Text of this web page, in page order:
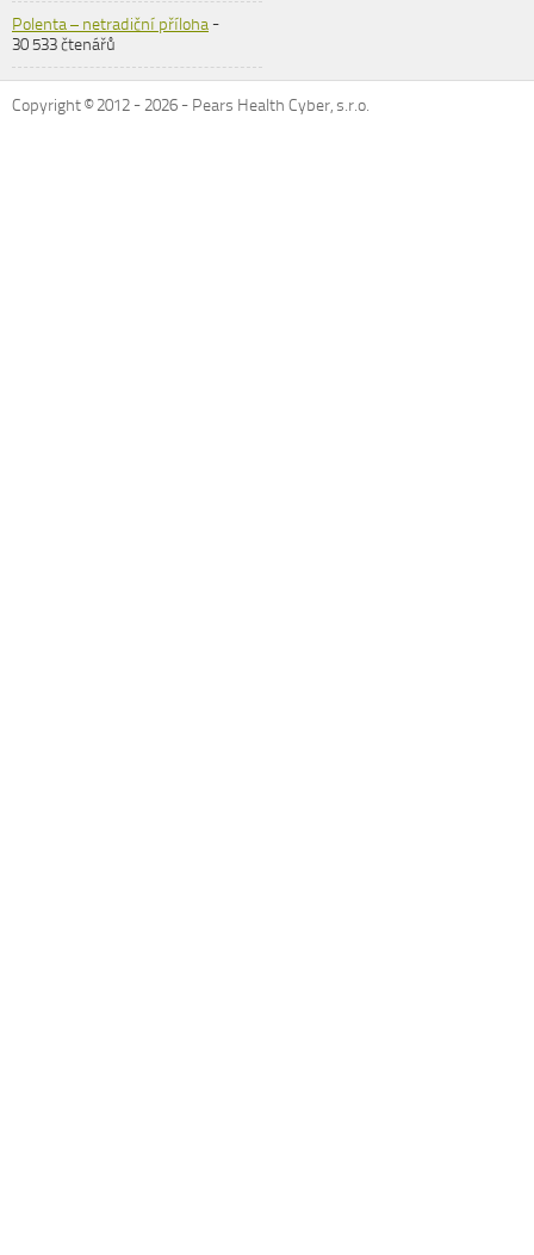
Polenta – netradiční příloha-
30 533 čtenářů
Copyright © 2012 -2026 - Pears Health Cyber, s.r.o.